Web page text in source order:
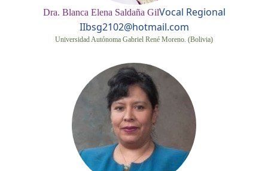
Dra. Blanca Elena Saldaña GilVocal Regional
IIbsg2102@hotmail.com
Universidad Autónoma Gabriel René Moreno. (Bolivia)